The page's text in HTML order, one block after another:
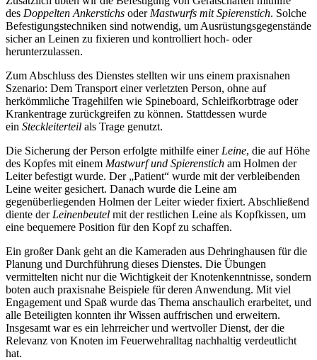
des Doppelten Ankerstichs oder Mastwurfs mit Spierenstich. Solche
Befestigungstechniken sind notwendig, um Ausrüstungsgegenstände
sicher an Leinen zu fixieren und kontrolliert hoch- oder
herunterzulassen.
Zum Abschluss des Dienstes stellten wir uns einem praxisnahen
Szenario: Dem Transport einer verletzten Person, ohne auf
herkömmliche Tragehilfen wie Spineboard, Schleifkorbtrage oder
Krankentrage zurückgreifen zu können. Stattdessen wurde
ein Steckleiterteil als Trage genutzt.
Die Sicherung der Person erfolgte mithilfe einer Leine, die auf Höhe
des Kopfes mit einem Mastwurf und Spierenstich am Holmen der
Leiter befestigt wurde. Der „Patient“ wurde mit der verbleibenden
Leine weiter gesichert. Danach wurde die Leine am
gegenüberliegenden Holmen der Leiter wieder fixiert. Abschließend
diente der Leinenbeutel mit der restlichen Leine als Kopfkissen, um
eine bequemere Position für den Kopf zu schaffen.
Ein großer Dank geht an die Kameraden aus Dehringhausen für die
Planung und Durchführung dieses Dienstes. Die Übungen
vermittelten nicht nur die Wichtigkeit der Knotenkenntnisse, sondern
boten auch praxisnahe Beispiele für deren Anwendung. Mit viel
Engagement und Spaß wurde das Thema anschaulich erarbeitet, und
alle Beteiligten konnten ihr Wissen auffrischen und erweitern.
Insgesamt war es ein lehrreicher und wertvoller Dienst, der die
Relevanz von Knoten im Feuerwehralltag nachhaltig verdeutlicht
hat.